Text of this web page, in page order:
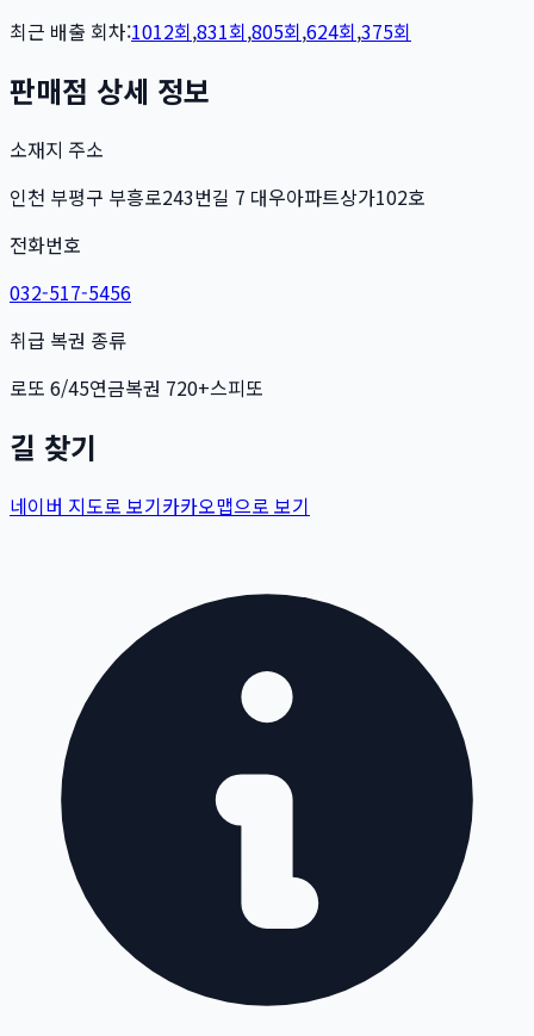
최근 배출 회차:1012회,831회,805회,624회,375회
판매점 상세 정보
소재지 주소
인천 부평구 부흥로243번길 7 대우아파트상가102호
전화번호
032-517-5456
취급 복권 종류
로또 6/45연금복권 720+스피또
길 찾기
네이버 지도로 보기카카오맵으로 보기